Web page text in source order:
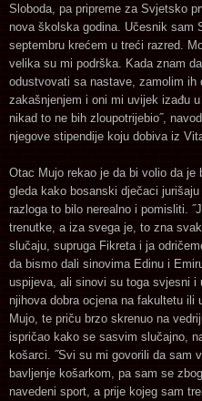
Sloboda, pa pripreme za Svjetsko
nova školska godina. Učesnik sam
septembru krećem u treći razred.
velika su mi podrška. Kada znam
odustvovati sa nastave, zamolim ih
zakašnjenjem i oni mi uvijek izađu
nikad to ne bih zloupotrijebio˝,
njegove stipendije koju dobiva iz
Otac Mujo rekao je da bi volio da
gleda kako bosanski dječaci
razloga to bilo nerealno i pomisliti.
trenutke, a iza svega je, to zna
slučaju, supruga Fikreta i ja
da bismo dali sinovima Edinu i
uspijeva, ali sinovi su toga svjesni
njihova dobra ocjena na fakultetu ili
Mujo, te priču brzo skrenuo na
ispričao kako se sasvim slučajno,
košarci. ˝Svi su mi govorili da sam
bavljenje košarkom, pa sam se
navedeni sport, a prije kojeg sam